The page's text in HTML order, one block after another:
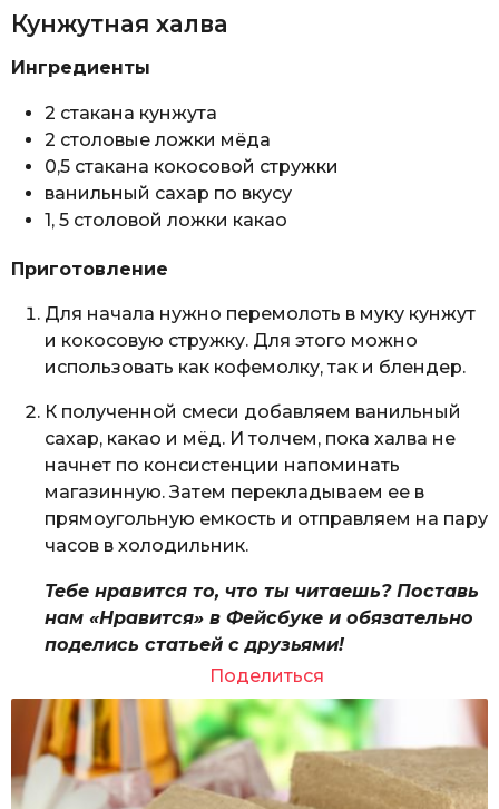
Кунжутная халва
Ингредиенты
2 стакана кунжута
2 столовые ложки мёда
0,5 стакана кокосовой стружки
ванильный сахар по вкусу
1, 5 столовой ложки какао
Приготовление
Для начала нужно перемолоть в муку кунжут
и кокосовую стружку. Для этого можно
использовать как кофемолку, так и блендер.
К полученной смеси добавляем ванильный
сахар, какао и мёд. И толчем, пока халва не
начнет по консистенции напоминать
магазинную. Затем перекладываем ее в
прямоугольную емкость и отправляем на пару
часов в холодильник.
Тебе нравится то, что ты читаешь? Поставь
нам «Нравится» в Фейсбуке и обязательно
поделись статьей с друзьями!
Поделиться